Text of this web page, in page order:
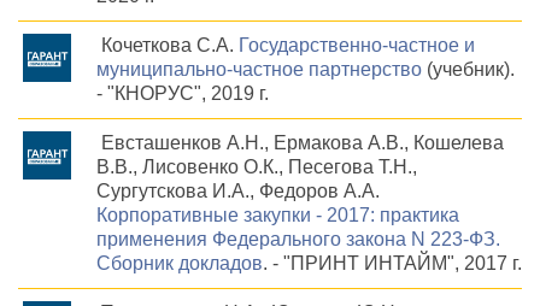
Кочеткова С.А. Государственно-частное и
муниципально-частное партнерство (учебник).
- "КНОРУС", 2019 г.
Евсташенков А.Н., Ермакова А.В., Кошелева
В.В., Лисовенко О.К., Песегова Т.Н.,
Сургутскова И.А., Федоров А.А.
Корпоративные закупки - 2017: практика
применения Федерального закона N 223-ФЗ.
Сборник докладов. - "ПРИНТ ИНТАЙМ", 2017 г.